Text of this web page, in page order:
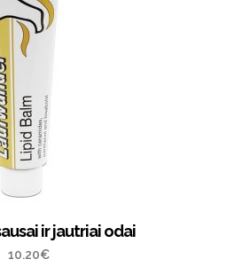
ir jautriai odai
10.20€